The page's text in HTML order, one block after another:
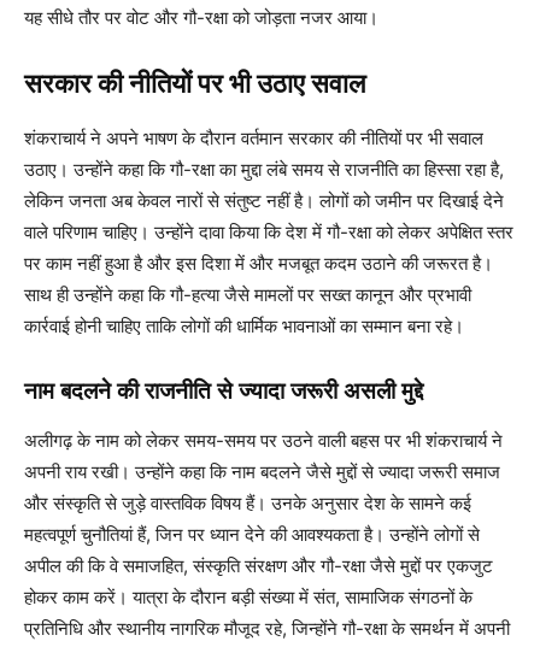
यह सीधे तौर पर वोट और गौ-रक्षा को जोड़ता नजर आया।
सरकार की नीतियों पर भी उठाए सवाल
शंकराचार्य ने अपने भाषण के दौरान वर्तमान सरकार की नीतियों पर भी सवाल
उठाए। उन्होंने कहा कि गौ-रक्षा का मुद्दा लंबे समय से राजनीति का हिस्सा रहा है,
लेकिन जनता अब केवल नारों से संतुष्ट नहीं है। लोगों को जमीन पर दिखाई देने
वाले परिणाम चाहिए। उन्होंने दावा किया कि देश में गौ-रक्षा को लेकर अपेक्षित स्तर
पर काम नहीं हुआ है और इस दिशा में और मजबूत कदम उठाने की जरूरत है।
साथ ही उन्होंने कहा कि गौ-हत्या जैसे मामलों पर सख्त कानून और प्रभावी
कार्रवाई होनी चाहिए ताकि लोगों की धार्मिक भावनाओं का सम्मान बना रहे।
नाम बदलने की राजनीति से ज्यादा जरूरी असली मुद्दे
अलीगढ़ के नाम को लेकर समय-समय पर उठने वाली बहस पर भी शंकराचार्य ने
अपनी राय रखी। उन्होंने कहा कि नाम बदलने जैसे मुद्दों से ज्यादा जरूरी समाज
और संस्कृति से जुड़े वास्तविक विषय हैं। उनके अनुसार देश के सामने कई
महत्वपूर्ण चुनौतियां हैं, जिन पर ध्यान देने की आवश्यकता है। उन्होंने लोगों से
अपील की कि वे समाजहित, संस्कृति संरक्षण और गौ-रक्षा जैसे मुद्दों पर एकजुट
होकर काम करें। यात्रा के दौरान बड़ी संख्या में संत, सामाजिक संगठनों के
प्रतिनिधि और स्थानीय नागरिक मौजूद रहे, जिन्होंने गौ-रक्षा के समर्थन में अपनी